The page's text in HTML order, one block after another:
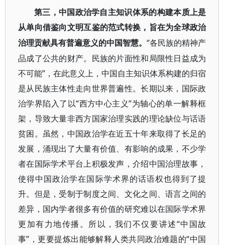
第三，中国政治学自主知识体系的构建本质上是
从单向借鉴向文明互鉴的范式转换，旨在为全球政治
治理贡献具有普遍意义的中国智慧。“各民族的精神产
品成了公共的财产。民族的片面性和局限性日益成为
不可能”，在此意义上，中国自主知识体系构建的归宿
是从民族主体性走向世界普遍性。长期以来，国际政
治学界陷入了以“西方中心主义”为轴心的单一解释框
架，导致大量非西方国家治理实践的理论缺位与话语
贫困。虽然，中国政治学在近五十年来取得了长足的
发展，涌现出了大量有价值、有影响的成果，不少学
者在国际学术平台上积极发声，介绍中国治理故事，
使得中国政治学在国际学术界的话语权也得到了提
升。但是，受制于制度之间、文化之间、语言之间的
差异，国内学者很多有价值的研究难以在国际学术界
更加有力地传播。所以，我们不仅要讲述“中国故
事”，更要提炼出能够解释人类共同政治难题的“中国